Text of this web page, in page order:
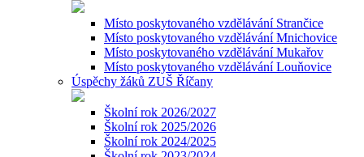
Místo poskytovaného vzdělávání Strančice
Místo poskytovaného vzdělávání Mnichovice
Místo poskytovaného vzdělávání Mukařov
Místo poskytovaného vzdělávání Louňovice
Úspěchy žáků ZUŠ Říčany
Školní rok 2026/2027
Školní rok 2025/2026
Školní rok 2024/2025